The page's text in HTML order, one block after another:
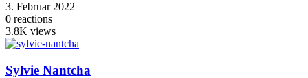
3. Februar 2022
0 reactions
3.8K views
Sylvie Nantcha